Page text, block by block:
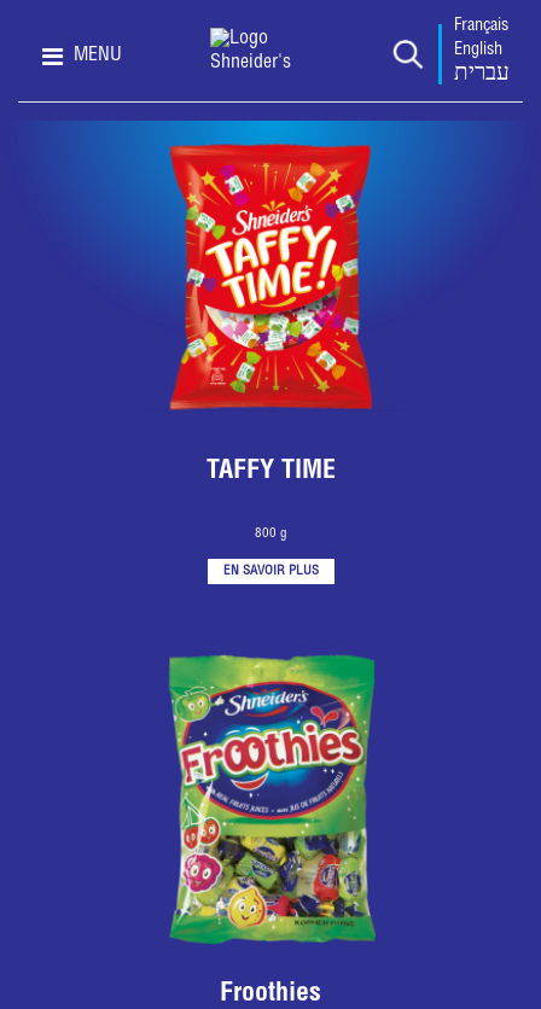
Français
English
עברית
MENU
TAFFY TIME
800 g
EN SAVOIR PLUS
Froothies